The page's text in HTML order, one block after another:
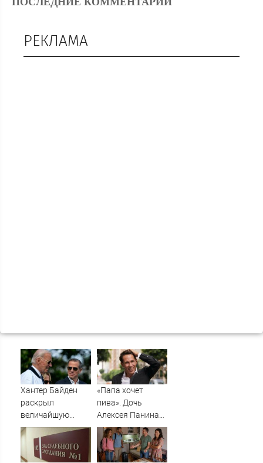
РЕКЛАМА
Хантер Байден
раскрыл
величайшую
ошибку своего
отца: бездействие
против Трампа
«Папа хочет
пива». Дочь
Алексея Панина*
поставила отцу
печальный
диагноз